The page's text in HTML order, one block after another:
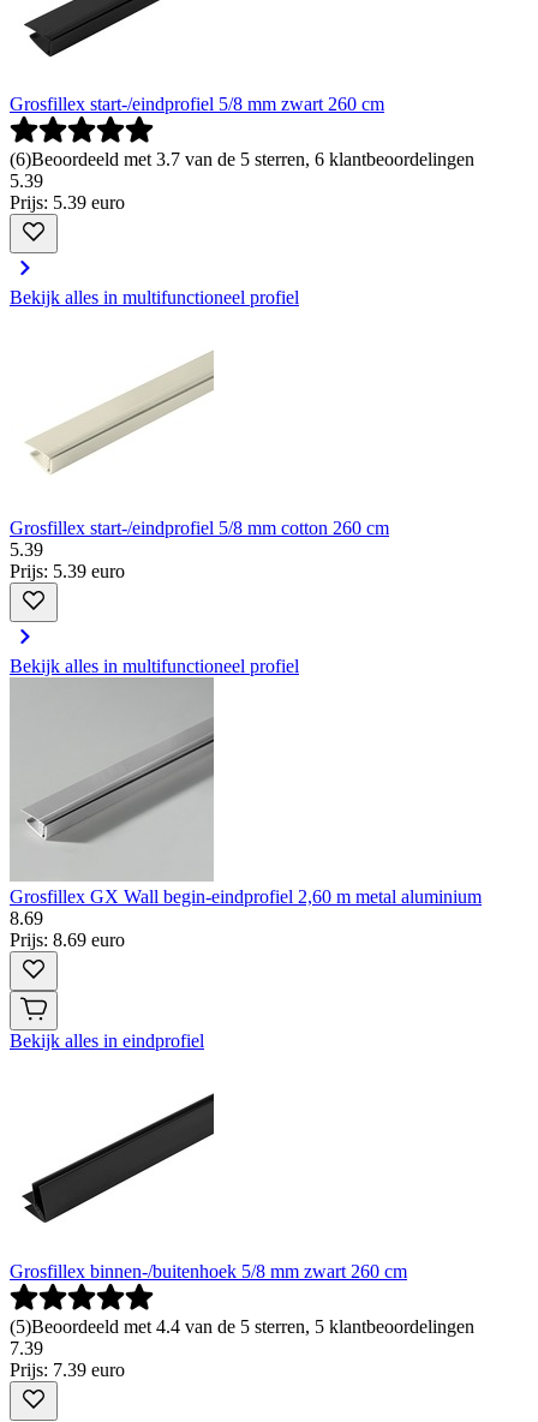
Grosfillex start-/eindprofiel 5/8 mm zwart 260 cm
(6)Beoordeeld met 3.7 van de 5 sterren, 6 klantbeoordelingen
5.39
Prijs: 5.39 euro
Bekijk alles in multifunctioneel profiel
Grosfillex start-/eindprofiel 5/8 mm cotton 260 cm
5.39
Prijs: 5.39 euro
Bekijk alles in multifunctioneel profiel
Grosfillex GX Wall begin-eindprofiel 2,60 m metal aluminium
8.69
Prijs: 8.69 euro
Bekijk alles in eindprofiel
Grosfillex binnen-/buitenhoek 5/8 mm zwart 260 cm
(5)Beoordeeld met 4.4 van de 5 sterren, 5 klantbeoordelingen
7.39
Prijs: 7.39 euro